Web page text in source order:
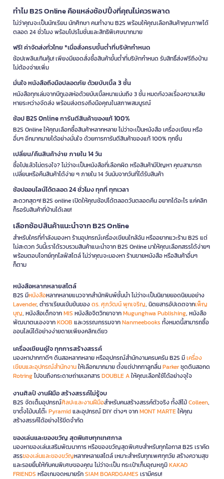
ทำไม B2S Online คือแหล่งช้อปปิ้งที่คุณไม่ควรพลาด
ไม่ว่าคุณจะเป็นนักเรียน นักศึกษา คนทำงาน B2S พร้อมให้คุณเลือกสินค้าคุณภาพได้
ตลอด 24 ชั่วโมง พร้อมโปรโมชั่นและสิทธิพิเศษมากมาย
ฟรี! ค่าจัดส่งทั่วไทย *เมื่อสั่งครบขั้นต่ำที่บริษัทกำหนด
ช้อปเพลินเกินคุ้ม! เพียงมียอดสั่งซื้อสินค้าขั้นต่ำที่บริษัทกำหนด รับสิทธิ์ส่งฟรีถึงบ้าน
ไม่ต้องจ่ายเพิ่ม
มั่นใจ หนังสือถึงมือปลอดภัย ด้วยบับเบิ้ล 3 ชั้น
หนังสือทุกเล่มจากบีทูเอสห่อด้วยบับเบิ้ลหนาแน่นถึง 3 ชั้น หมดกังวลเรื่องความเสีย
หายระหว่างจัดส่ง พร้อมส่งตรงถึงมือคุณในสภาพสมบูรณ์
ช้อป B2S Online การันตีสินค้าของแท้ 100%
B2S Online ให้คุณเลือกซื้อสินค้าหลากหลาย ไม่ว่าจะเป็นหนังสือ เครื่องเขียน หรือ
อื่นๆ อีกมากมายได้อย่างมั่นใจ ด้วยการการันตีสินค้าของแท้ 100% ทุกชิ้น
เปลี่ยน/คืนสินค้าง่าย ภายใน 14 วัน
ซื้อไปแล้วไม่ตรงใจ? ไม่ว่าจะเป็นหนังสือที่เลือกผิด หรือสินค้ามีปัญหา คุณสามารถ
เปลี่ยนหรือคืนสินค้าได้ง่าย ๆ ภายใน 14 วันนับจากวันที่ได้รับสินค้า
ช้อปออนไลน์ได้ตลอด 24 ชั่วโมง ทุกที่ ทุกเวลา
สะดวกสุดๆ! B2S online เปิดให้คุณช้อปได้ตลอดวันตลอดคืน อยากได้อะไร แค่คลิก
ก็รอรับสินค้าที่บ้านได้เลย!
เลือกช้อปสินค้าแนะนำจาก B2S Online
สำหรับใครที่กำลังมองหา ร้านอุปกรณ์เครื่องเขียนใกล้ฉัน หรืออยากแวะร้าน B2S แต่
ไม่สะดวก วันนี้เราได้รวบรวมสินค้าแนะนำจาก B2S Online มาให้คุณเลือกสรรได้ง่ายๆ
พร้อมตอบโจทย์ทุกไลฟ์สไตล์ ไม่ว่าคุณจะมองหา ร้านขายหนังสือ หรือสินค้าอื่นๆ
ก็ตาม
หนังสือหลากหลายสไตล์
B2S มีหนังสือหลากหลายแนวจากสำนักพิมพ์ชั้นนำ ไม่ว่าจะเป็นนิยายยอดนิยมอย่าง
Lavender, ตำราเรียนเข้มข้นของดร. ศุภวัฒน์ พุกเจริญ, นิตยสารอัปเดตจากเพ็ญ
บุญ, หนังสือเด็กจากMIS หนังสือจิตวิทยาจากMugunghwa Publishing, หนังสือ
พัฒนาตนเองจากKOOB และวรรณกรรมจากNanmeebooks ทั้งหมดนี้สามารถซื้อ
ออนไลน์ได้อย่างง่ายดายเพียงคลิกเดียว
เครื่องเขียนคู่ใจ ทุกการสร้างสรรค์
มองหาปากกาดีๆ ดินสอหลากหลาย หรืออุปกรณ์สำนักงานครบครัน B2S มีเครื่อง
เขียนและอุปกรณ์สำนักงานให้เลือกมากมาย ตั้งแต่ปากกาลูกลื่นParkerชุดดินสอกด
Rotringไปจนถึงกระดาษถ่ายเอกสารDOUBLE Aให้คุณเลือกใช้ได้อย่างจุใจ
งานศิลป์ งานฝีมือ สร้างสรรค์ไม่รู้จบ
B2S จัดเต็มอุปกรณ์ศิลปะและงานฝีมือสำหรับคนสร้างสรรค์ตัวจริง ทั้งสีไม้Colleen,
ขาตั้งไม้บนโต๊ะPyramidและอุปกรณ์ DIY ต่างๆ จากMONT MARTEให้คุณ
สร้างสรรค์ได้อย่างไร้ขีดจำกัด
ของเล่นและของขวัญ สุดพิเศษทุกเทศกาล
มองหาของเล่นเสริมพัฒนาการ หรือของขวัญสุดพิเศษสำหรับทุกโอกาส B2S เราคัด
สรรของเล่นและของขวัญหลากหลายสไตล์ เหมาะสำหรับทุกเพศทุกวัย สร้างความสุข
และรอยยิ้มให้กับคนพิเศษของคุณ ไม่ว่าจะเป็น กระเป๋าเก็บอุณหภูมิKAKAO
FRIENDS หรือเกมจดหมายรักSIAM BOARDGAMES เรามีครบ!